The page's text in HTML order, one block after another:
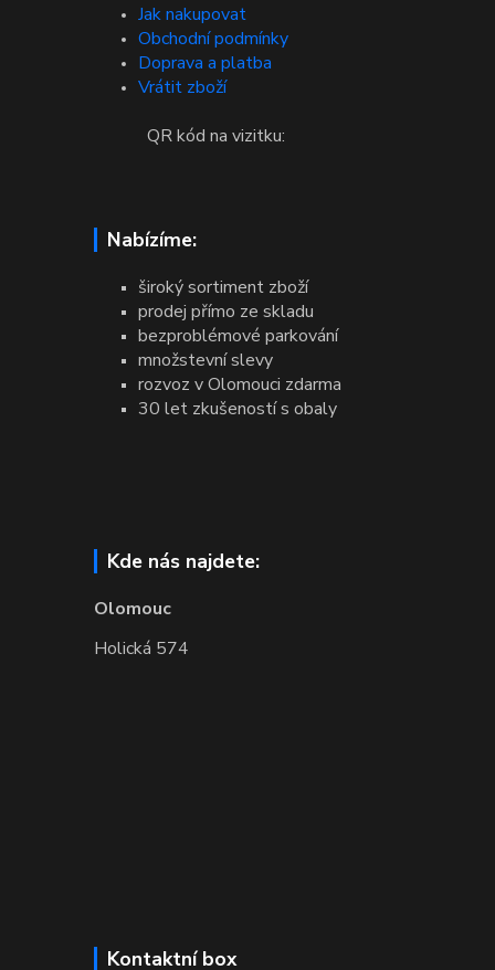
Jak nakupovat
Obchodní podmínky
Doprava a platba
Vrátit zboží
QR kód na vizitku:
Nabízíme:
široký sortiment zboží
prodej přímo ze skladu
bezproblémové parkování
množstevní slevy
rozvoz v Olomouci zdarma
30 let zkušeností s obaly
Kde nás najdete:
Olomouc
Holická 574
Kontaktní box